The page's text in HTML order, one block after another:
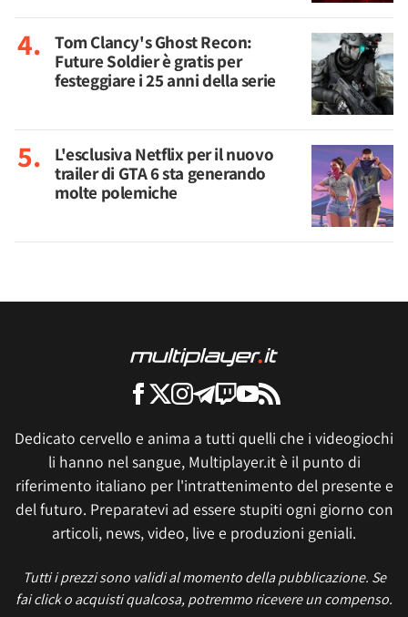
Tom Clancy's Ghost Recon:
Future Soldier è gratis per
festeggiare i 25 anni della serie
L'esclusiva Netflix per il nuovo
trailer di GTA 6 sta generando
molte polemiche
Dedicato cervello e anima a tutti quelli che i videogiochi
li hanno nel sangue, Multiplayer.it è il punto di
riferimento italiano per l'intrattenimento del presente e
del futuro. Preparatevi ad essere stupiti ogni giorno con
articoli, news, video, live e produzioni geniali.
Tutti i prezzi sono validi al momento della pubblicazione. Se
fai click o acquisti qualcosa, potremmo ricevere un compenso.